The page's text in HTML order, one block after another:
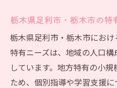
家族支援プログラ
互いの理解を深め
地域社会との連携を深
地域イベントへの
栃木県足利市・栃木市の特
栃木県足利市・栃木市にお
特有ニーズは、地域の人口
しています。地方特有の小
ため、個別指導や学習支援に